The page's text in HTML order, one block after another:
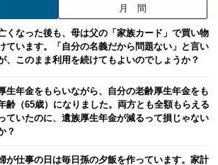
月 間
くなった後も、母は父の「家族カード」で買い物
ています。「自分の名義だから問題ない」と言い
、このまま利用を続けてもよいのでしょうか？
生年金をもらいながら、自分の老齢厚生年金をも
齢（65歳）になりました。両方とも全額もらえる
ていたのに、遺族厚生年金が減るって損じゃない
？
が仕事の日は毎日孫の夕飯を作っています。家計